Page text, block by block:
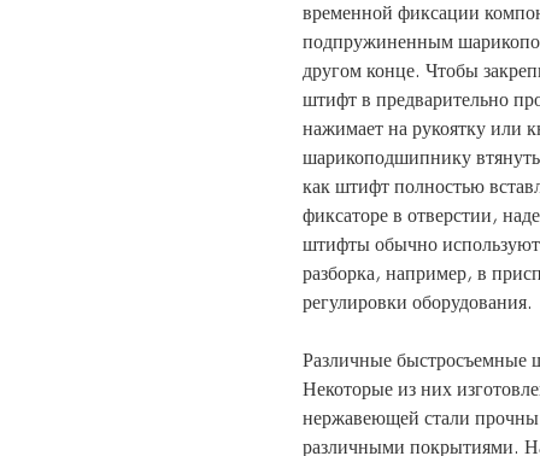
временной фиксации
подпружиненным
другом конце. Чтобы
штифт в предварительно
нажимает на рукоятку или
шарикоподшипнику
как штифт полностью
фиксаторе в отверстии,
штифты обычно
разборка, например, в
регулировки оборудования.
Различные быстросъемные
Некоторые из них
нержавеющей стали
различными покрытиями.